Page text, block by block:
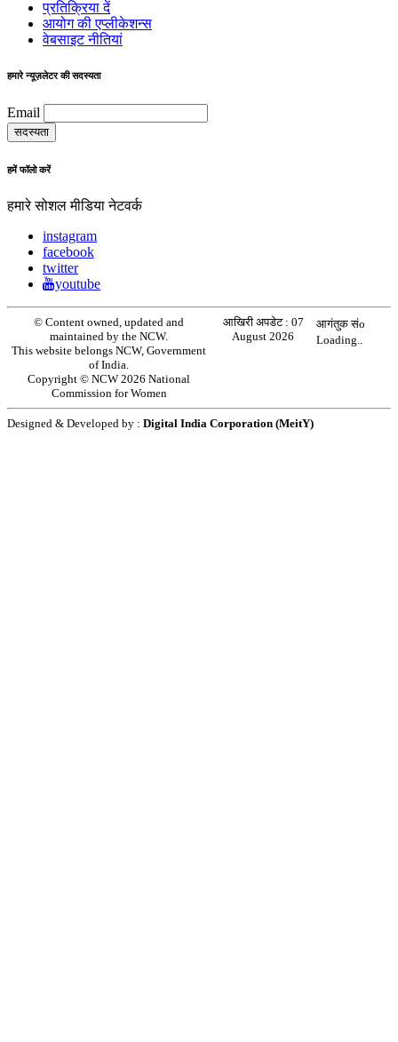
प्रतिक्रिया दें
आयोग की एप्लीकेशन्स
वेबसाइट नीतियां
हमारे न्यूज़लेटर की सदस्यता
Email
हमें फॉलो करें
हमारे सोशल मीडिया नेटवर्क
instagram
facebook
twitter
youtube
© Content owned, updated and
maintained by the NCW.
This website belongs NCW, Government
of India.
Copyright © NCW 2026 National
Commission for Women
आखिरी अपडेट : 07
August 2026
आगंतुक संo
Loading..
Designed & Developed by : Digital India Corporation (MeitY)